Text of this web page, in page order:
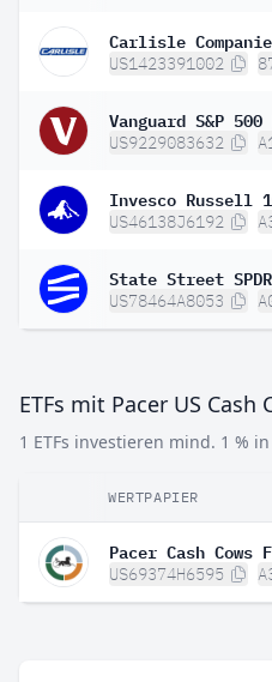
Carlisle
US1423391002
Vanguard S&P 500
US9229083632
Invesco Russell
US46138J6192
US78464A8053
ETFs mit Pacer US Cash
1 ETFs investieren mind. 1 % in
WERTPAPIER
Pacer Cash Cows
US69374H6595